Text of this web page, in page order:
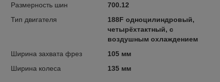
Размерность шин
700.12
Тип двигателя
188F одноцилиндровый,
четырёхтактный, с
воздушным охлаждением
Ширина захвата фрез
105 мм
Ширина колеса
135 мм